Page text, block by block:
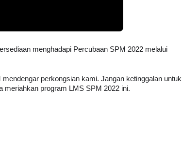
menghadapi Percubaan SPM 2022 melalui
perkongsian kami. Jangan ketinggalan untuk
meriahkan program LMS SPM 2022 ini.